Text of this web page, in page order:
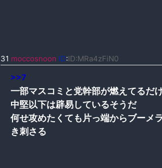
31 moccosnoon ID:ID:MRa4zFiN0
>>7
一部マスコミと党幹部が燃えてるだ
中堅以下は辟易しているそうだ
何せ攻めたくても片っ端からブーメ
き刺さる